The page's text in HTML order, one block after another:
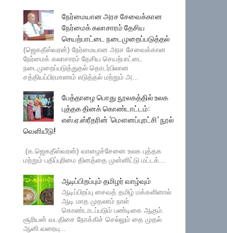
நேர்மையான அரச சேவைக்கான
நேர்மைக் கலாசாரம் தேசிய
செயற்பாட்டை நடைமுறைப்படுத்தல்
(ஜெகதீஸ்வரன்) நேர்மையான அரச சேவைக்கான
நேர்மைக் கலாசாரம் தேசிய செயற்பாட்டை
நடைமுறைப்படுத்துதல் தொடர்பிலான
சத்தியப்பிரமாணம் எடுத்தல் மற்றும் அ...
பேத்தாழை பொது நூலகத்தில் உலக
புத்தக தினக் கொண்டாட்டம்:
எஸ்.ஏ.ஸ்ரீதரின் ‘மௌனப்புரட்சி’ நூல்
வெளியீடு!
(க.ஜெகதீஸ்வரன்) வாழைச்சேனை உலக புத்தக
மற்றும் பதிப்புரிமை தினத்தை முன்னிட்டு மட்டக்...
ஆடிப்பிறப்பும் தமிழர் வாழ்வும்
ஆடிப்பிறப்பு சைவத் தமிழ் மக்களினால்
ஆடி மாத முதலாம் நாள்
கொண்டாடப்படும் பண்டிகை ஆகும்.
சூரியன் வடதிசை நோக்கிச் செல்லும் தை முதல்
ஆனி வரையு...